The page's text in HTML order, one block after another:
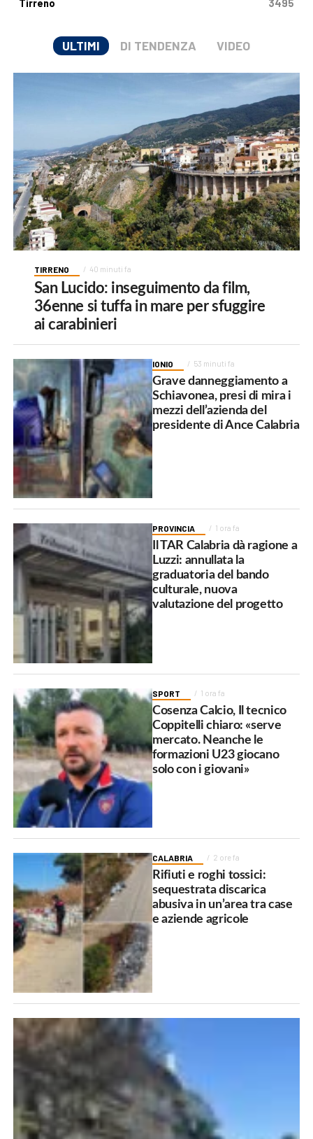
Tirreno 3495
ULTIMI DI TENDENZA VIDEO
TIRRENO 40 minuti fa
San Lucido: inseguimento da film,
36enne si tuffa in mare per sfuggire
ai carabinieri
IONIO 53 minuti fa
Grave danneggiamento a
Schiavonea, presi di mira i
mezzi dell’azienda del
presidente di Ance Calabria
PROVINCIA 1 ora fa
Il TAR Calabria dà ragione a
Luzzi: annullata la
graduatoria del bando
culturale, nuova
valutazione del progetto
SPORT 1 ora fa
Cosenza Calcio, Il tecnico
Coppitelli chiaro: «serve
mercato. Neanche le
formazioni U23 giocano
solo con i giovani»
CALABRIA 2 ore fa
Rifiuti e roghi tossici:
sequestrata discarica
abusiva in un’area tra case
e aziende agricole